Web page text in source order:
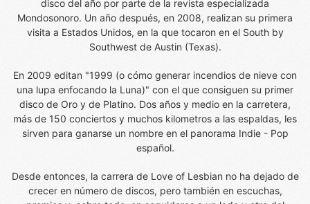
disco del año por parte de la revista especializada
Mondosonoro. Un año después, en 2008, realizan su primera
visita a Estados Unidos, en la que tocaron en el South by
Southwest de Austin (Texas).
En 2009 editan "1999 (o cómo generar incendios de nieve con
una lupa enfocando la Luna)" con el que consiguen su primer
disco de Oro y de Platino. Dos años y medio en la carretera,
más de 150 conciertos y muchos kilometros a las espaldas, les
sirven para ganarse un nombre en el panorama Indie - Pop
español.
Desde entonces, la carrera de Love of Lesbian no ha dejado de
crecer en número de discos, pero también en escuchas,